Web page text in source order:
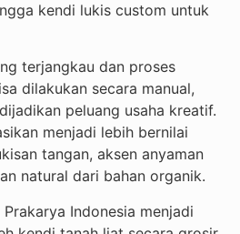
kendi lukis custom untuk
terjangkau dan proses
dilakukan secara manual,
peluang usaha kreatif.
menjadi lebih bernilai
tangan, aksen anyaman
natural dari bahan organik.
Indonesia menjadi